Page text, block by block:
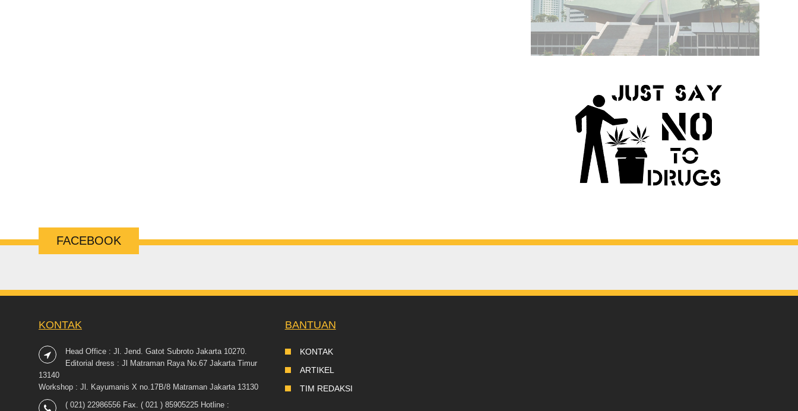
FACEBOOK
KONTAK
Head Office : Jl. Jend. Gatot Subroto Jakarta 10270.
Editorial dress : Jl Matraman Raya No.67 Jakarta Timur
13140
Workshop : Jl. Kayumanis X no.17B/8 Matraman Jakarta 13130
( 021) 22986556 Fax. ( 021 ) 85905225 Hotline :
BANTUAN
KONTAK
ARTIKEL
TIM REDAKSI